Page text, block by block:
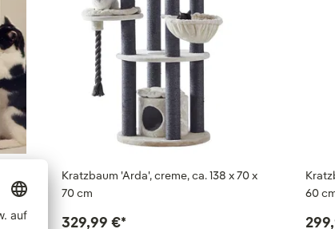
Kratzbaum 'Arda', creme, ca. 138 x 70 x
70 cm
329,99 €*
60